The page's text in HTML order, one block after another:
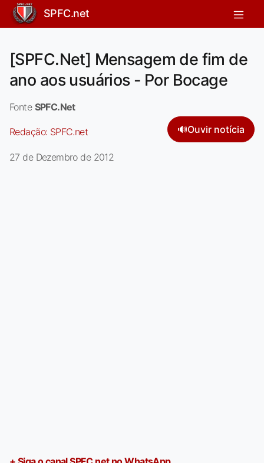
SPFC.net
[SPFC.Net] Mensagem de fim de
ano aos usuários - Por Bocage
Fonte SPFC.Net
Redação: SPFC.net 🔊Ouvir notícia
27 de Dezembro de 2012